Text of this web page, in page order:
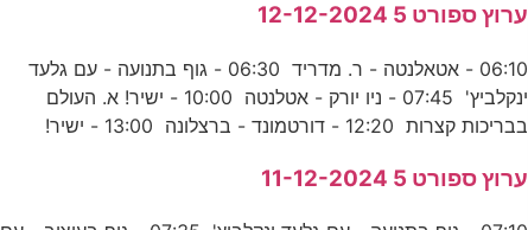
ערוץ ספורט 5 12-12-2024
06:10 - אטאלנטה - ר. מדריד 06:30 - גוף בתנועה - עם גלעד
ינקלביץ' 07:45 - ניו יורק - אטלנטה 10:00 - ישיר! א. העולם
בבריכות קצרות 12:20 - דורטמונד - ברצלונה 13:00 - ישיר!
ערוץ ספורט 5 11-12-2024